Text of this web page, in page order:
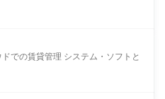
での賃貸管理 システム・ソフトと